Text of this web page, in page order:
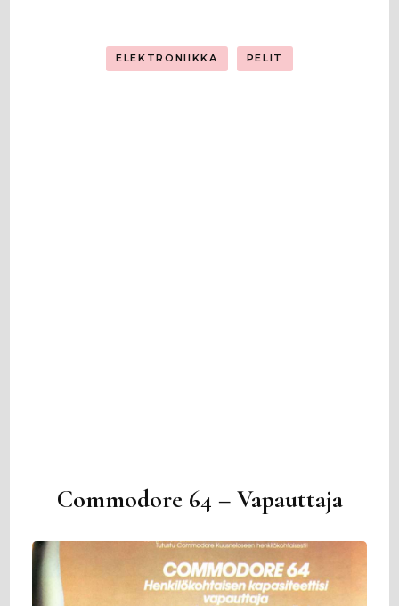
ELEKTRONIIKKA PELIT
Commodore 64 – Vapauttaja